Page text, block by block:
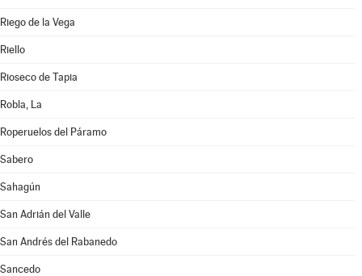
Riego de la Vega
Riello
Rioseco de Tapia
Robla, La
Roperuelos del Páramo
Sabero
Sahagún
San Adrián del Valle
San Andrés del Rabanedo
Sancedo